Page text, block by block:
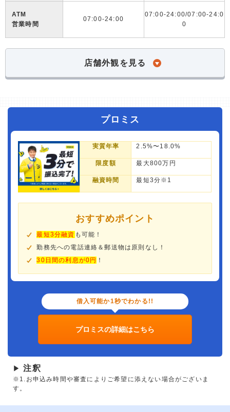
ATM
営業時間
07:00-24:00
07:00-24:00/07:00-24:0
0
店舗外観を見る
プロミス
実質年率 2.5%〜18.0%
限度額 最大800万円
融資時間 最短3分※1
おすすめポイント
最短3分融資 も可能！
勤務先への電話連絡＆郵送物は原則なし！
30日間の利息が0円 ！
借入可能か1秒でわかる!!
プロミスの詳細はこちら
▶ 注釈
※1.お申込み時間や審査によりご希望に添えない場合がございま
す。